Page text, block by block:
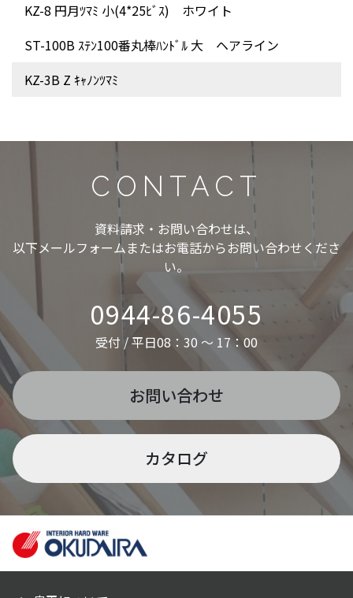
KZ-8 円月ﾂﾏﾐ 小(4*25ﾋﾞｽ) ホワイト
ST-100B ｽﾃﾝ100番丸棒ﾊﾝﾄﾞﾙ 大 ヘアライン
KZ-3B Z ｷｬﾉﾝﾂﾏﾐ
CONTACT
資料請求・お問い合わせは、
以下メールフォームまたはお電話からお問い合わせくださ
い。
0944-86-4055
受付 / 平日08：30 ～ 17：00
お問い合わせ
カタログ